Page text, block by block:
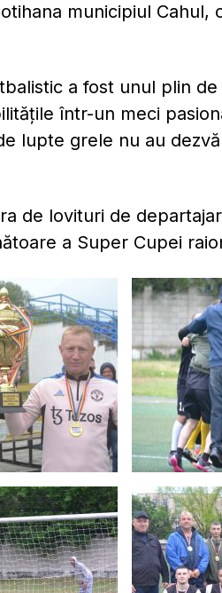
municipiul
a fost unul plin
într-un meci
lupte grele nu au
de lovituri de
a Super Cupei